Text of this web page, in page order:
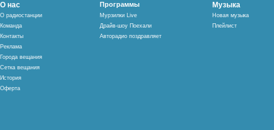
О нас
О радиостанции
Команда
Контакты
Реклама
Города вещания
Сетка вещания
История
Оферта
Программы
Мурзилки Live
Драйв-шоу Поехали
Авторадио поздравляет
Музыка
Новая музыка
Плейлист